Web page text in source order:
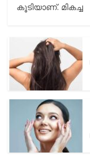
കൂടിയാണ്. മികച്ച